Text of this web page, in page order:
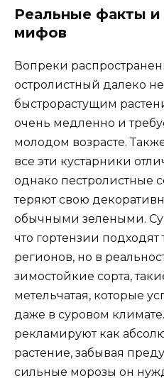
Реальные факты
мифов
Вопреки
остролистный далеко не
быстрорастущим
очень медленно и
молодом возрасте.
все эти кустарники
однако пестролистные
теряют свою
обычными зелеными.
что гортензии
регионов, но в
зимостойкие сорта,
метельчатая, которые
даже в суровом
рекламируют как
растение, забывая
сильные морозы он